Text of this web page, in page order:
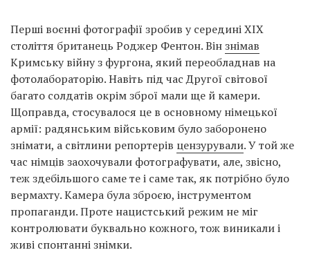
Перші воєнні фотографії зробив у середині XIX
століття британець Роджер Фентон. Вінзнімав
Кримську війну з фургона, який переобладнав на
фотолабораторію. Навіть під час Другої світової
багато солдатів окрім зброї мали ще й камери.
Щоправда, стосувалося це в основному німецької
армії: радянським військовим було заборонено
знімати, а світлини репортерів цензурували. У той же
час німців заохочували фотографувати, але, звісно,
теж здебільшого саме те і саме так, як потрібно було
вермахту. Камера була зброєю, інструментом
пропаганди. Проте нацистський режим не міг
контролювати буквально кожного, тож виникали і
живі спонтанні знімки.